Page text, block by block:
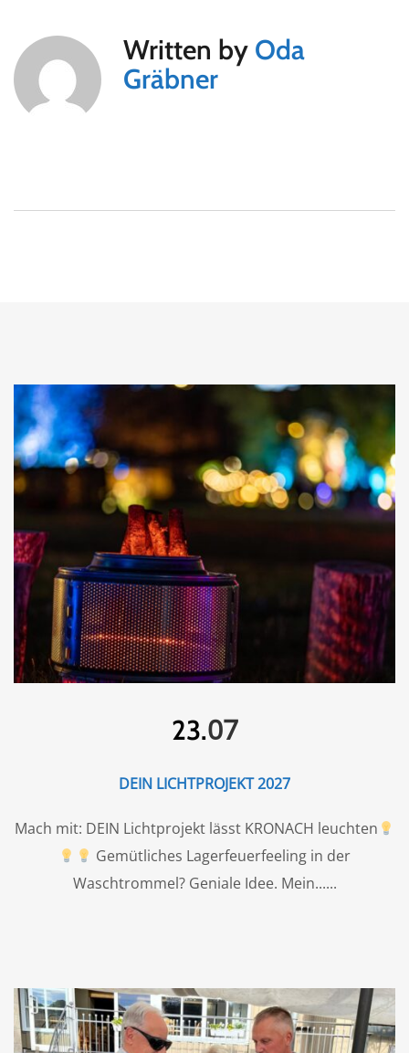
Written by Oda
Gräbner
23.07
DEIN LICHTPROJEKT 2027
Mach mit: DEIN Lichtprojekt lässt KRONACH leuchten
Gemütliches Lagerfeuerfeeling in der
Waschtrommel? Geniale Idee. Mein...